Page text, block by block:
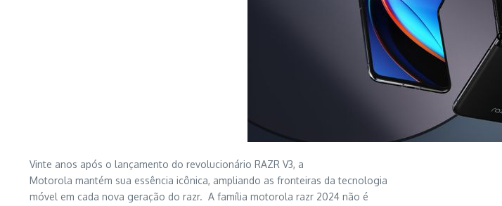
Vinte anos após o lançamento do revolucionário RAZR V3, a
Motorola mantém sua essência icônica, ampliando as fronteiras da tecnologia
móvel em cada nova geração do razr. A família motorola razr 2024 não é